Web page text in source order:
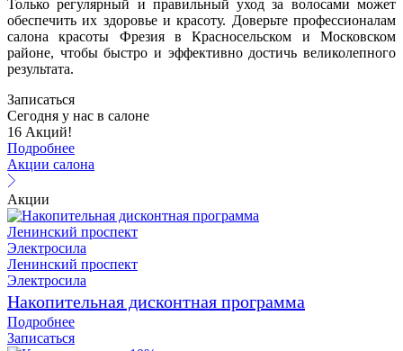
Только регулярный и правильный уход за волосами может
обеспечить их здоровье и красоту. Доверьте профессионалам
салона красоты Фрезия в Красносельском и Московском
районе, чтобы быстро и эффективно достичь великолепного
результата.
Записаться
Сегодня у нас в салоне
16 Акций!
Подробнее
Акции салона
Акции
Ленинский проспект
Электросила
Ленинский проспект
Электросила
Накопительная дисконтная программа
Подробнее
Записаться